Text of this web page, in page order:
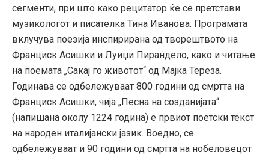
сегменти, при што како рецитатор ќе се претстави
музикологот и писателка Тина Иванова. Програмата
вклучува поезија инспирирана од творештвото на
Франциск Асишки и Луиџи Пирандело, како и читање
на поемата „Сакај го животот“ од Мајка Тереза.
Годинава се одбележуваат 800 години од смртта на
Франциск Асишки, чија „Песна на созданијата“
(напишана околу 1224 година) е првиот поетски текст
на народен италијански јазик. Воедно, се
одбележуваат и 90 години од смртта на нобеловецот